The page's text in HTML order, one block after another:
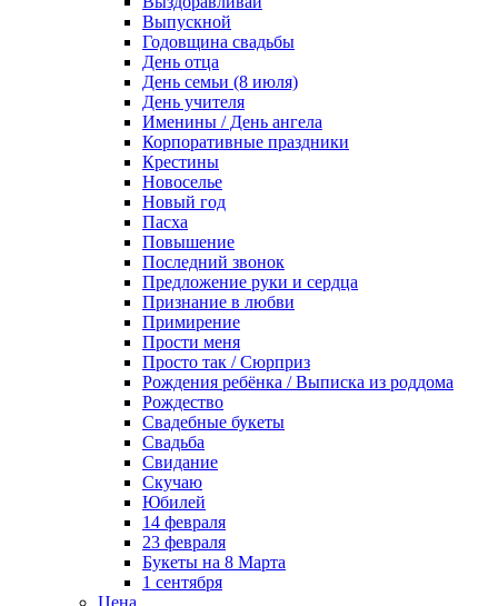
Выпускной
Годовщина свадьбы
День отца
День семьи (8 июля)
День учителя
Именины / День ангела
Корпоративные праздники
Крестины
Новоселье
Новый год
Пасха
Повышение
Последний звонок
Предложение руки и сердца
Признание в любви
Примирение
Прости меня
Просто так / Сюрприз
Рождения ребёнка / Выписка из роддома
Рождество
Свадебные букеты
Свадьба
Свидание
Скучаю
Юбилей
14 февраля
23 февраля
Букеты на 8 Марта
1 сентября
Цена